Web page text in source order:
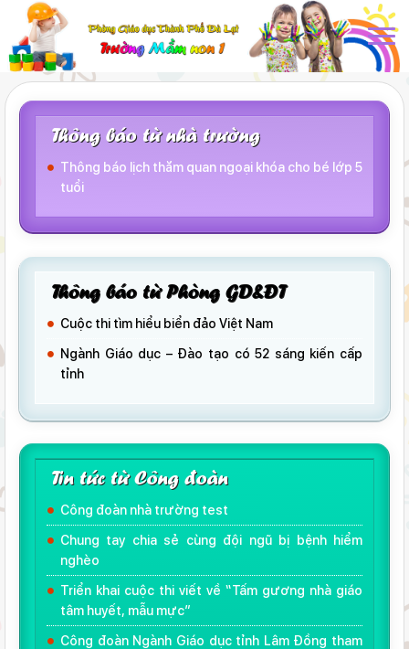
Thông báo từ nhà trường
Thông báo lịch thăm quan ngoại khóa cho bé lớp 5
tuổi
Thông báo từ Phòng GD&ĐT
Cuộc thi tìm hiểu biển đảo Việt Nam
Ngành Giáo dục – Đào tạo có 52 sáng kiến cấp
tỉnh
Tin tức từ Công đoàn
Công đoàn nhà trường test
Chung tay chia sẻ cùng đội ngũ bị bệnh hiểm
nghèo
Triển khai cuộc thi viết về “Tấm gương nhà giáo
tâm huyết, mẫu mực”
Công đoàn Ngành Giáo dục tỉnh Lâm Đồng tham